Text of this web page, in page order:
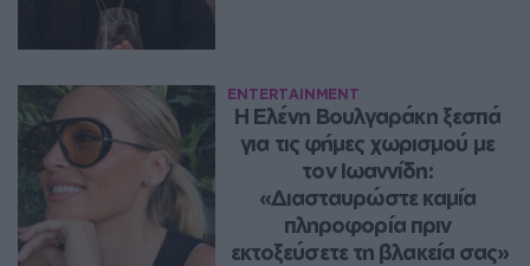
ENTERTAINMENT
Η Ελένη Βουλγαράκη ξεσπά
για τις φήμες χωρισμού με
τον Ιωαννίδη:
«Διασταυρώστε καμία
πληροφορία πριν
εκτοξεύσετε τη βλακεία σας»